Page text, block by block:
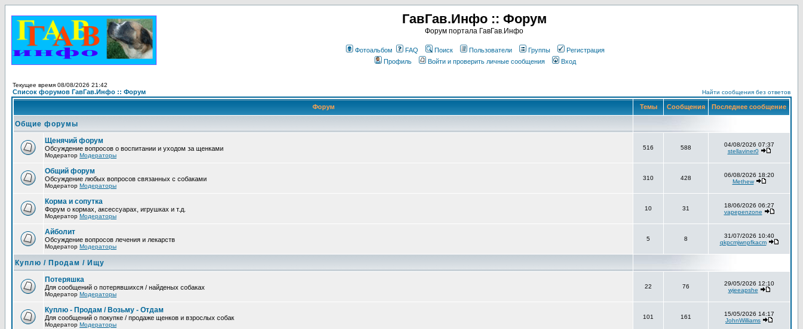
ГавГав.Инфо :: Форум
Форум портала ГавГав.Инфо
Фотоальбом FAQ Поиск Пользователи Группы
Регистрация
Профиль
Войти и проверить личные сообщения Вход
Текущее время 08/08/2026 21:42
Список форумов ГавГав.Инфо :: Форум Найти сообщения без ответов
Форум Темы Сообщения Последнее сообщение
Общие форумы
Щенячий форум
Обсуждение вопросов о воспитании и уходом за щенками
Модератор Модераторы
516 588
04/08/2026 07:37
stellaviner0
Общий форум
Обсуждение любых вопросов связанных с собаками
Модератор Модераторы
310 428
06/08/2026 18:20
Methew
Корма и сопутка
Форум о кормах, аксессуарах, игрушках и т.д.
Модератор Модераторы
10 31
18/06/2026 06:27
vapepenzone
Айболит
Обсуждение вопросов лечения и лекарств
Модератор Модераторы
5 8
31/07/2026 10:40
qkpcmjwnpfkacm
Куплю / Продам / Ищу
Потеряшка
Для сообщений о потерявшихся / найденых собаках
Модератор Модераторы
22 76
29/05/2026 12:10
wjeeapshe
Куплю - Продам / Возьму - Отдам
Для сообщений о покупке / продаже щенков и взрослых собак
Модератор Модераторы
101 161
15/05/2026 14:17
JohnWilliams